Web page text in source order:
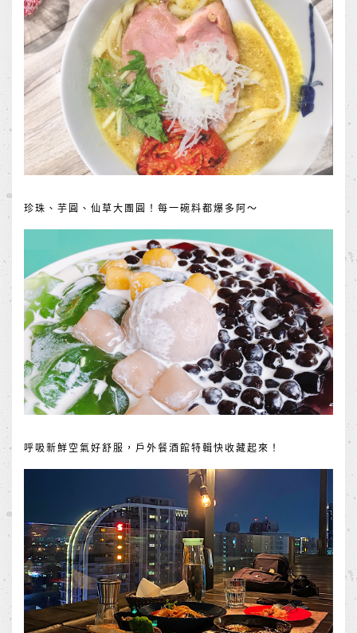
珍珠、芋圓、仙草大團圓！每一碗料都爆多阿～
呼吸新鮮空氣好舒服，戶外餐酒館特輯快收藏起來！